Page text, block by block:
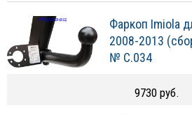
Фаркоп Imiola
2008-2013
№ C.034
9730 руб.